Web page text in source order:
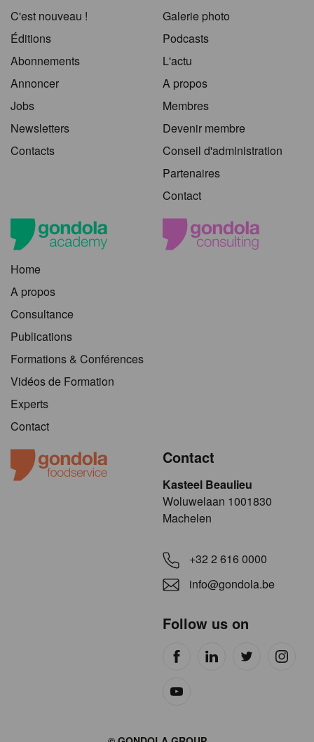
C'est nouveau !
Éditions
Abonnements
Annoncer
Jobs
Newsletters
Contacts
Galerie photo
Podcasts
L'actu
A propos
Membres
Devenir membre
Conseil d'administration
Partenaires
Contact
Home
A propos
Consultance
Publications
Formations & Conférences
Vidéos de Formation
Experts
Contact
Contact
Kasteel Beaulieu
​​​Woluwelaan 1001830
Machelen
+32 2 616 0000
info@gondola.be
Follow us on